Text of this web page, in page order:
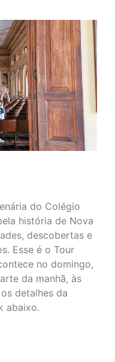
do Colégio
história de Nova
descobertas e
Esse é o Tour
no domingo,
da manhã, às
detalhes da
abaixo.